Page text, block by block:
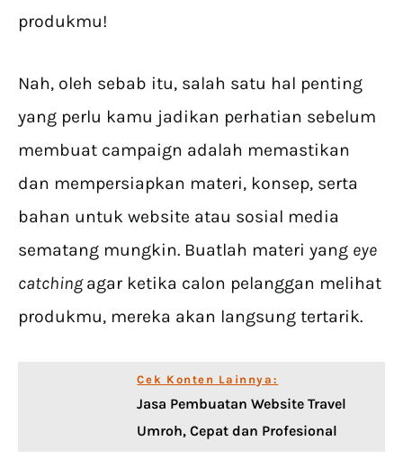
produkmu!
Nah, oleh sebab itu, salah satu hal penting
yang perlu kamu jadikan perhatian sebelum
membuat campaign adalah memastikan
dan mempersiapkan materi, konsep, serta
bahan untuk website atau sosial media
sematang mungkin. Buatlah materi yang eye
catchingagar ketika calon pelanggan melihat
produkmu, mereka akan langsung tertarik.
Cek Konten Lainnya:
Jasa Pembuatan Website Travel
Umroh, Cepat dan Profesional